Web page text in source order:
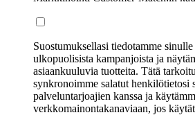
Suostumuksellasi tiedotamme
ulkopuolisista kampanjoista ja
asiaankuuluvia tuotteita. Tätä
synkronoimme salatut henkilötietosi
palveluntarjoajien kanssa ja
verkkomainontakanaviaan, jos